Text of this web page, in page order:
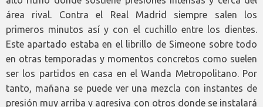
área rival. Contra el Real Madrid siempre salen los
primeros minutos así y con el cuchillo entre los dientes.
Este apartado estaba en el librillo de Simeone sobre todo
en otras temporadas y momentos concretos como suelen
ser los partidos en casa en el Wanda Metropolitano. Por
tanto, mañana se puede ver una mezcla con instantes de
presión muy arriba y agresiva con otros donde se instalará